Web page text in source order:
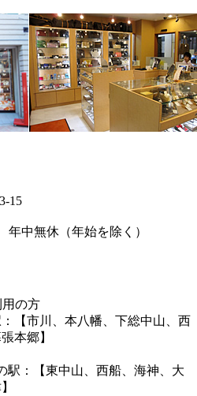
15
中無休（年始を除く）
の方
【市川、本八幡、下総中山、西
本郷】
駅：【東中山、西船、海神、大